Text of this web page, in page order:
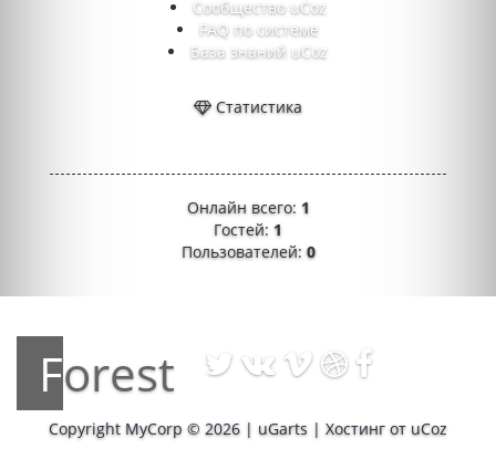
Сообщество uCoz
FAQ по системе
База знаний uCoz
Статистика
Онлайн всего: 1
Гостей: 1
Пользователей:0
Forest
Copyright MyCorp © 2026 | uGarts | Хостинг от uCoz